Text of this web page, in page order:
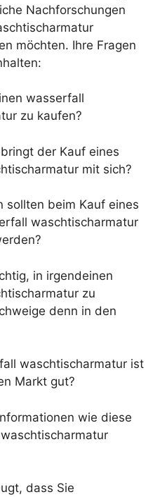
Nachforschungen
möchten. Ihre Fragen
wasserfall
zu kaufen?
der Kauf eines
mit sich?
sollten beim Kauf eines
waschtischarmatur
in irgendeinen
zu
denn in den
waschtischarmatur ist
Markt gut?
wie diese
dass Sie